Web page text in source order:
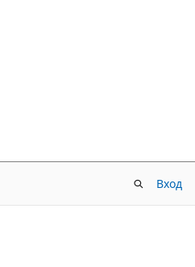
Вход